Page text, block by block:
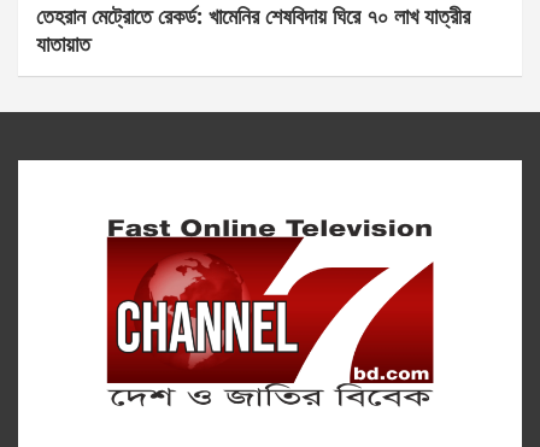
তেহরান মেট্রোতে রেকর্ড: খামেনির শেষবিদায় ঘিরে ৭০ লাখ যাত্রীর
যাতায়াত